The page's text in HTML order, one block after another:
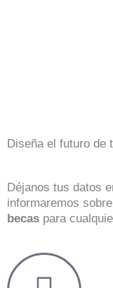
Diseña el futuro de
Déjanos tus datos
informaremos
becas para